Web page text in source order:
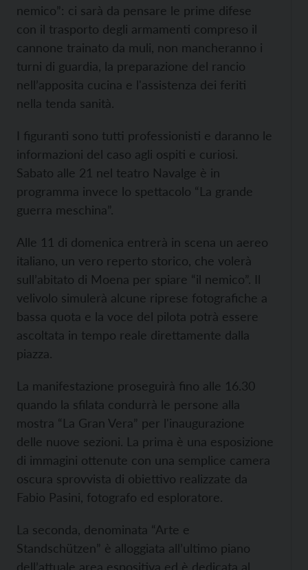
nemico”: ci sarà da pensare le prime difese
con il trasporto degli armamenti compreso il
cannone trainato da muli, non mancheranno i
turni di guardia, la preparazione del rancio
nell’apposita cucina e l'assistenza dei feriti
nella tenda sanità.
I figuranti sono tutti professionisti e daranno le
informazioni del caso agli ospiti e curiosi.
Sabato alle 21 nel teatro Navalge è in
programma invece lo spettacolo “La grande
guerra meschina”.
Alle 11 di domenica entrerà in scena un aereo
italiano, un vero reperto storico, che volerà
sull’abitato di Moena per spiare “il nemico”. Il
velivolo simulerà alcune riprese fotografiche a
bassa quota e la voce del pilota potrà essere
ascoltata in tempo reale direttamente dalla
piazza.
La manifestazione proseguirà fino alle 16.30
quando la sfilata condurrà le persone alla
mostra “La Gran Vera” per l'inaugurazione
delle nuove sezioni. La prima è una esposizione
di immagini ottenute con una semplice camera
oscura sprovvista di obiettivo realizzate da
Fabio Pasini, fotografo ed esploratore.
La seconda, denominata “Arte e
Standschützen” è alloggiata all’ultimo piano
dell’attuale area espositiva ed è dedicata al